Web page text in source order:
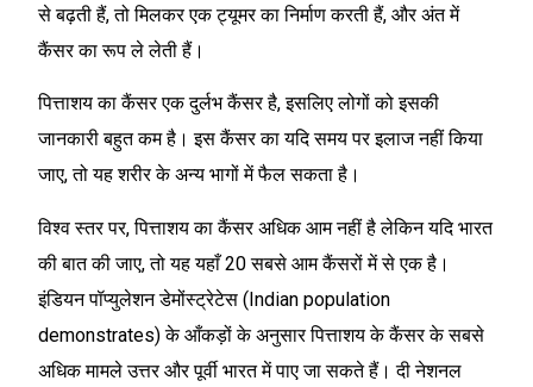
से बढ़ती हैं, तो मिलकर एक ट्यूमर का निर्माण करती हैं, और अंत में
कैंसर का रूप ले लेती हैं।
पित्ताशय का कैंसर एक दुर्लभ कैंसर है, इसलिए लोगों को इसकी
जानकारी बहुत कम है। इस कैंसर का यदि समय पर इलाज नहीं किया
जाए, तो यह शरीर के अन्य भागों में फैल सकता है।
विश्व स्तर पर, पित्ताशय का कैंसर अधिक आम नहीं है लेकिन यदि भारत
की बात की जाए, तो यह यहाँ 20 सबसे आम कैंसरों में से एक है।
इंडियन पॉप्युलेशन डेमोंस्ट्रेटेस (Indian population
demonstrates) के आँकड़ों के अनुसार पित्ताशय के कैंसर के सबसे
अधिक मामले उत्तर और पूर्वी भारत में पाए जा सकते हैं। दी नेशनल